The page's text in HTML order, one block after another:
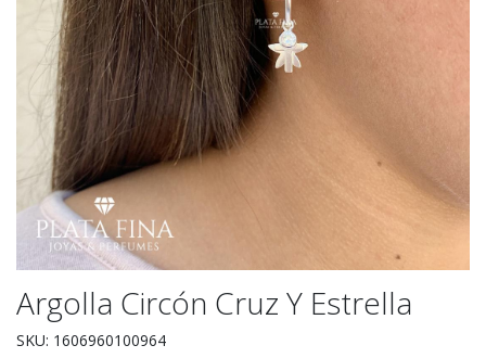
Argolla Circón Cruz Y Estrella
SKU: 1606960100964